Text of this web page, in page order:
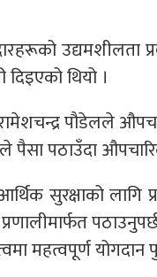
उद्यमशीलता
दिइएको थियो ।
पौडेलले
पैसा पठाउँदा
सुरक्षाको लागि
महत्वपूर्ण